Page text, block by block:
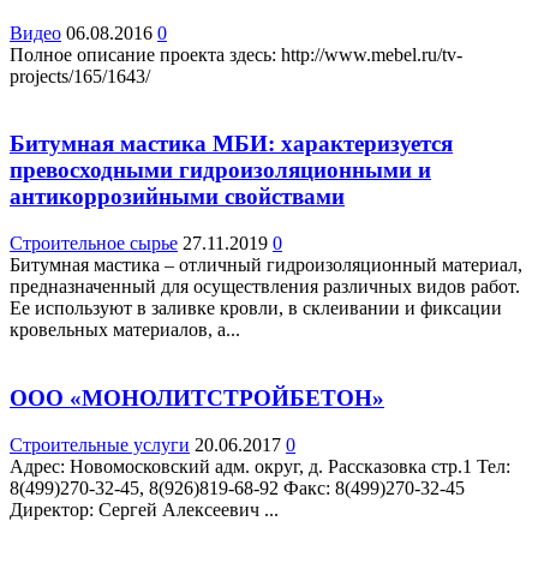
Видео 06.08.2016 0
Полное описание проекта здесь: http://www.mebel.ru/tv-
projects/165/1643/
Битумная мастика МБИ: характеризуется
превосходными гидроизоляционными и
антикоррозийными свойствами
Строительное сырье 27.11.2019 0
Битумная мастика – отличный гидроизоляционный материал,
предназначенный для осуществления различных видов работ.
Ее используют в заливке кровли, в склеивании и фиксации
кровельных материалов, а...
ООО «МОНОЛИТСТРОЙБЕТОН»
Строительные услуги 20.06.2017 0
Адрес: Новомосковский адм. округ, д. Рассказовка стр.1 Teл:
8(499)270-32-45, 8(926)819-68-92 Факс: 8(499)270-32-45
Директор: Сергей Алексеевич ...